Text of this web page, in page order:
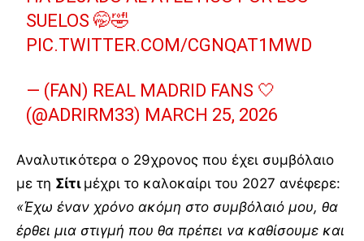
SUELOS 🤭🤣
PIC.TWITTER.COM/CGNQAT1MWD
— (FAN) REAL MADRID FANS 🤍
(@ADRIRM33) MARCH 25, 2026
Αναλυτικότερα ο 29χρονος που έχει συμβόλαιο
με τη Σίτι μέχρι το καλοκαίρι του 2027 ανέφερε:
«Έχω έναν χρόνο ακόμη στο συμβόλαιό μου, θα
έρθει μια στιγμή που θα πρέπει να καθίσουμε και